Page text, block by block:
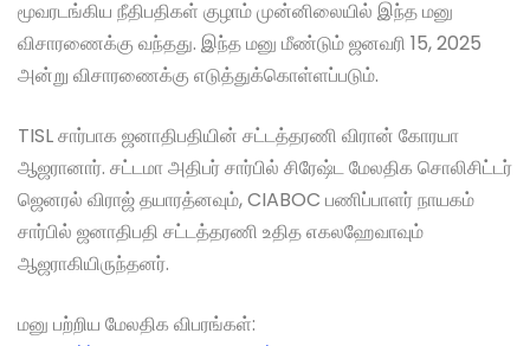
மூவரடங்கிய நீதிபதிகள் குழாம் முன்னிலையில் இந்த மனு
விசாரணைக்கு வந்தது. இந்த மனு மீண்டும் ஜனவரி 15, 2025
அன்று விசாரணைக்கு எடுத்துக்கொள்ளப்படும்.
TISL சார்பாக ஜனாதிபதியின் சட்டத்தரணி விரான் கோரயா
ஆஜரானார். சட்டமா அதிபர் சார்பில் சிரேஷ்ட மேலதிக சொலிசிட்டர்
ஜெனரல் விராஜ் தயாரத்னவும், CIABOC பணிப்பாளர் நாயகம்
சார்பில் ஜனாதிபதி சட்டத்தரணி உதித எகலஹேவாவும்
ஆஜராகியிருந்தனர்.
மனு பற்றிய மேலதிக விபரங்கள்: